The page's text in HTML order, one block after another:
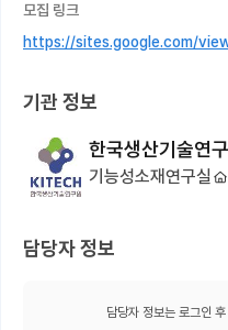
모집 링크
https://sites.google.com/
기관 정보
한국생산기술연
기능성소재연구실
담당자 정보
담당자 정보는 로그인